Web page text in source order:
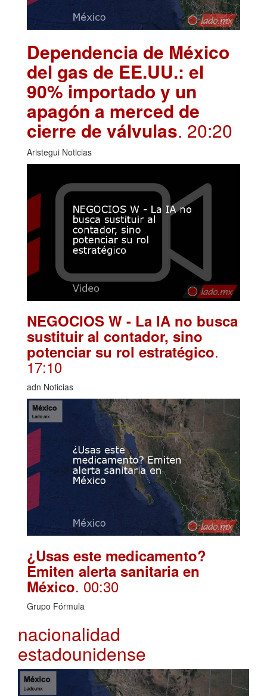
Dependencia de México
del gas de EE.UU.: el
90% importado y un
apagón a merced de
cierre de válvulas. 20:20
Aristegui Noticias
NEGOCIOS W - La IA no busca
sustituir al contador, sino
potenciar su rol estratégico.
17:10
adn Noticias
¿Usas este medicamento?
Emiten alerta sanitaria en
México. 00:30
Grupo Fórmula
nacionalidad
estadounidense